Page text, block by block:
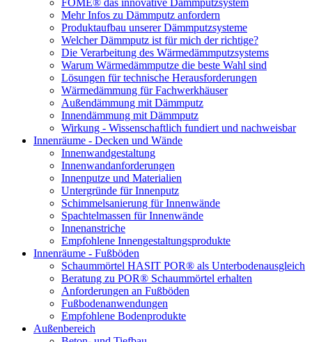
FOME® das innovative Dämmputzsystem
Mehr Infos zu Dämmputz anfordern
Produktaufbau unserer Dämmputzsysteme
Welcher Dämmputz ist für mich der richtige?
Die Verarbeitung des Wärmedämmputzsystems
Warum Wärmedämmputze die beste Wahl sind
Lösungen für technische Herausforderungen
Wärmedämmung für Fachwerkhäuser
Außendämmung mit Dämmputz
Innendämmung mit Dämmputz
Wirkung - Wissenschaftlich fundiert und nachweisbar
Innenräume - Decken und Wände
Innenwandgestaltung
Innenwandanforderungen
Innenputze und Materialien
Untergründe für Innenputz
Schimmelsanierung für Innenwände
Spachtelmassen für Innenwände
Innenanstriche
Empfohlene Innengestaltungsprodukte
Innenräume - Fußböden
Schaummörtel HASIT POR® als Unterbodenausgleich
Beratung zu POR® Schaummörtel erhalten
Anforderungen an Fußböden
Fußbodenanwendungen
Empfohlene Bodenprodukte
Außenbereich